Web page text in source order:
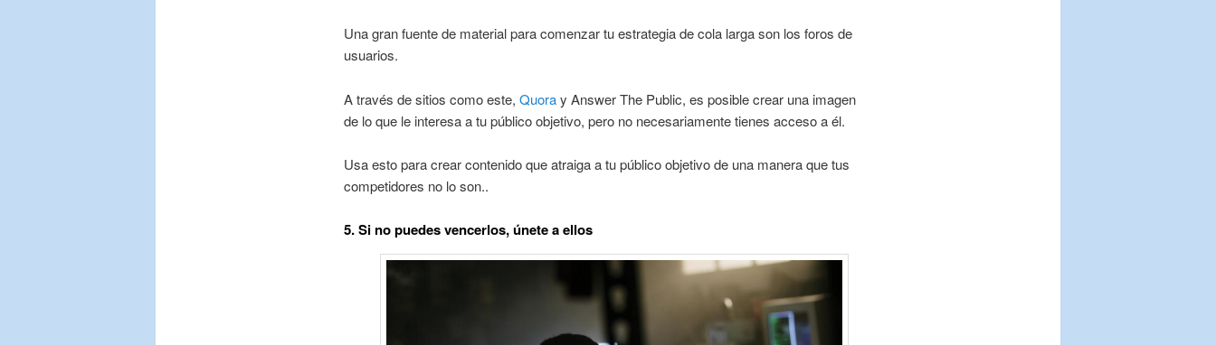
Una gran fuente de material para comenzar tu estrategia de cola larga son los foros de
usuarios.
A través de sitios como este, Quoray Answer The Public, es posible crear una imagen
de lo que le interesa a tu público objetivo, pero no necesariamente tienes acceso a él.
Usa esto para crear contenido que atraiga a tu público objetivo de una manera que tus
competidores no lo son..
5. Si no puedes vencerlos, únete a ellos